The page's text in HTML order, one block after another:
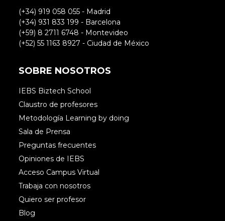
(+34) 919 058 055 - Madrid
(+34) 931 833 199 - Barcelona
(+59) 8 2711 6748 - Montevideo
(+52) 55 1163 8927 - Ciudad de México
SOBRE NOSOTROS
IEBS Biztech School
Claustro de profesores
Metodología Learning by doing
Sala de Prensa
Preguntas frecuentes
Opiniones de IEBS
Acceso Campus Virtual
Trabaja con nosotros
Quiero ser profesor
Blog